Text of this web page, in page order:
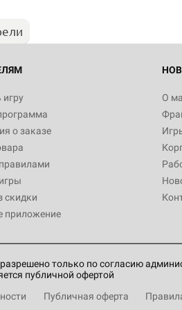
о заказе
скидки
приложение
О
только по согласию
публичной офертой
Публичная оферта